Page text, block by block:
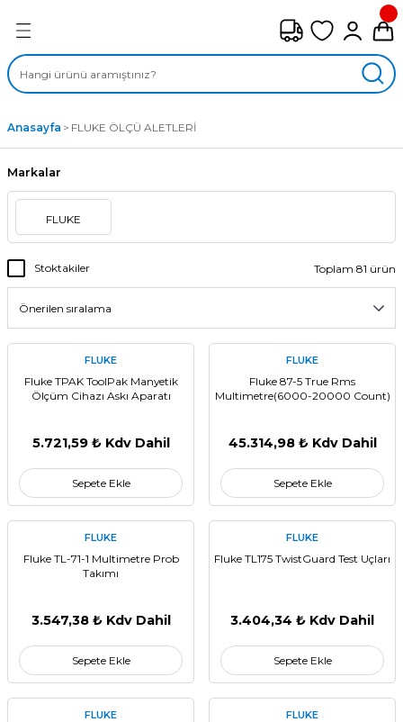
ÇEŞİTLERİ
SIVAMALI FANLAR
FANLAR
FANLAR
Anasayfa FLUKE ÖLÇÜ ALETLERİ
Markalar
FLUKE
Stoktakiler Toplam 81 ürün
FLUKE
Fluke TPAK ToolPak Manyetik
Ölçüm Cihazı Askı Aparatı
5.721,59 ₺ Kdv Dahil
Sepete Ekle
FLUKE
Fluke 87-5 True Rms
Multimetre(6000-20000 Count)
45.314,98 ₺ Kdv Dahil
Sepete Ekle
FLUKE
Fluke TL-71-1 Multimetre Prob
Takımı
3.547,38 ₺ Kdv Dahil
Sepete Ekle
FLUKE
Fluke TL175 TwistGuard Test Uçları
3.404,34 ₺ Kdv Dahil
Sepete Ekle
FLUKE FLUKE